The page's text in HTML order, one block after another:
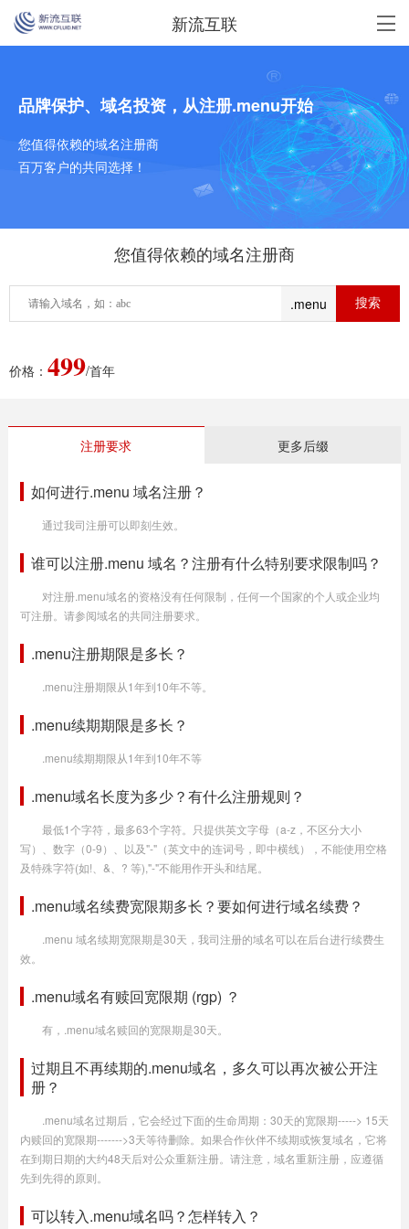
新流互联
品牌保护、域名投资，从注册.menu开始
您值得依赖的域名注册商
百万客户的共同选择！
您值得依赖的域名注册商
.menu
价格： 499/首年
注册要求 更多后缀
如何进行.menu 域名注册？
通过我司注册可以即刻生效。
谁可以注册.menu 域名？注册有什么特别要求限制吗？
对注册.menu域名的资格没有任何限制，任何一个国家的个人或企业均
可注册。请参阅域名的共同注册要求。
.menu注册期限是多长？
.menu注册期限从1年到10年不等。
.menu续期期限是多长？
.menu续期期限从1年到10年不等
.menu域名长度为多少？有什么注册规则？
最低1个字符，最多63个字符。只提供英文字母（a-z，不区分大小
写）、数字（0-9）、以及"-"（英文中的连词号，即中横线），不能使用空格
及特殊字符(如!、&、? 等),"-"不能用作开头和结尾。
.menu域名续费宽限期多长？要如何进行域名续费？
.menu 域名续期宽限期是30天，我司注册的域名可以在后台进行续费生
效。
.menu域名有赎回宽限期 (rgp) ？
有，.menu域名赎回的宽限期是30天。
过期且不再续期的.menu域名，多久可以再次被公开注
册？
.menu域名过期后，它会经过下面的生命周期：30天的宽限期-----> 15天
内赎回的宽限期------->3天等待删除。如果合作伙伴不续期或恢复域名，它将
在到期日期的大约48天后对公众重新注册。请注意，域名重新注册，应遵循
先到先得的原则。
可以转入.menu域名吗？怎样转入？